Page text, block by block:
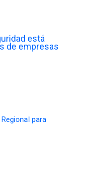
está
de empresas